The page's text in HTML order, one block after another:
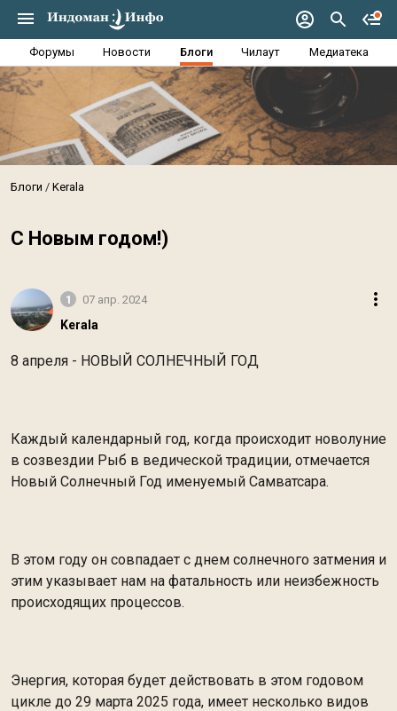
Форумы Новости Блоги Чилаут Медиатека
Блоги Kerala
С Новым годом!)
1 07 апр. 2024
Kerala
8 апреля - НОВЫЙ СОЛНЕЧНЫЙ ГОД
Каждый календарный год, когда происходит новолуние
в созвездии Рыб в ведической традиции, отмечается
Новый Солнечный Год именуемый Самватсара.
В этом году он совпадает с днем солнечного затмения и
этим указывает нам на фатальность или неизбежность
происходящих процессов.
Энергия, которая будет действовать в этом годовом
цикле до 29 марта 2025 года, имеет несколько видов